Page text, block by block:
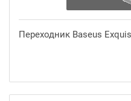
Переходник Baseus